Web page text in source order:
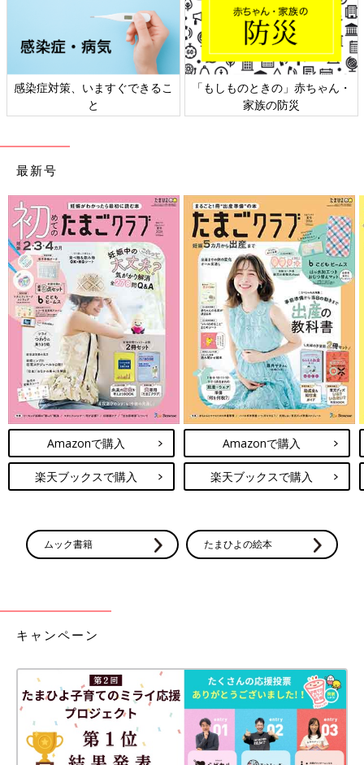
感染症対策、いますぐできるこ
と
「もしものときの」赤ちゃん・
家族の防災
最新号
Amazonで購入
楽天ブックスで購入
Amazonで購入
楽天ブックスで購入
ムック書籍 たまひよの絵本
キャンペーン